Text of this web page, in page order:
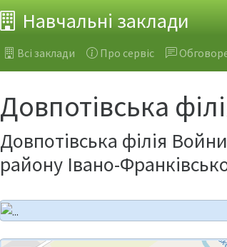
Навчальні заклади
Всі заклади Про сервіс
Довпотівська
Довпотівська філія
району Івано-